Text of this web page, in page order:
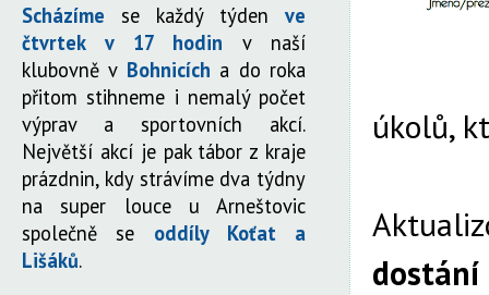
úkolů,
dostání
Scházíme
se každý týden ve
čtvrtek v 17 hodin v naší
klubovně v Bohnicích a do roka
přitom stihneme i nemalý počet
výprav a sportovních akcí.
Největší akcí je pak tábor z kraje
prázdnin, kdy strávíme dva týdny
na super louce u Arneštovic
společně se oddíly Koťat a
Lišáků.